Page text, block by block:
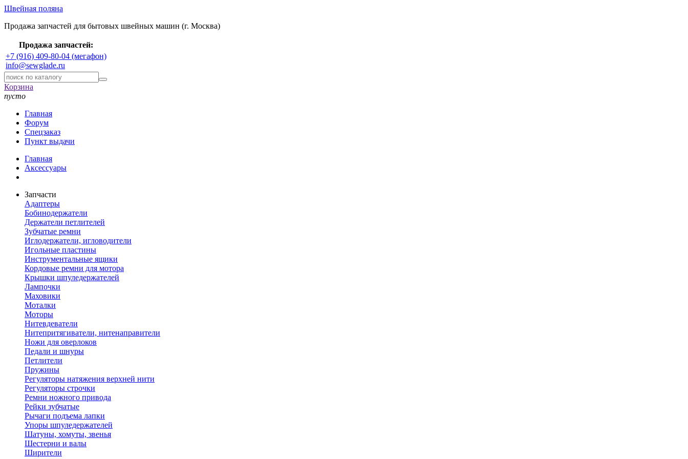
Швейная поляна
Продажа запчастей для бытовых швейных машин (г. Москва)
Продажа запчастей:
+7 (916) 409-80-04 (мегафон)
info@sewglade.ru
Корзина
пусто
Главная
Форум
Спецзаказ
Пункт выдачи
Главная
Аксессуары
Запчасти
Адаптеры
Бобинодержатели
Держатели петлителей
Зубчатые ремни
Иглодержатели, игловодители
Игольные пластины
Инструментальные ящики
Кордовые ремни для мотора
Крышки шпуледержателей
Лампочки
Маховики
Моталки
Моторы
Нитевдеватели
Нитепритягиватели, нитенаправители
Ножи для оверлоков
Педали и шнуры
Петлители
Пружины
Регуляторы натяжения верхней нити
Регуляторы строчки
Ремни ножного привода
Рейки зубчатые
Рычаги подъема лапки
Упоры шпуледержателей
Шатуны, хомуты, звенья
Шестерни и валы
Ширители